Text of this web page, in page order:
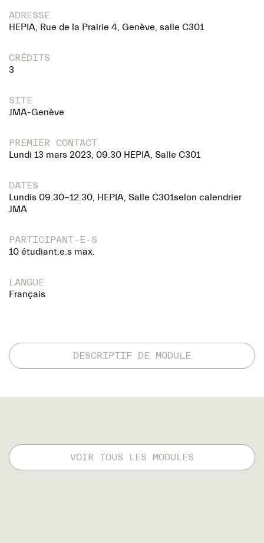
ADRESSE
HEPIA, Rue de la Prairie 4, Genève, salle C301
CRÉDITS
3
SITE
JMA-Genève
PREMIER CONTACT
Lundi 13 mars 2023, 09.30 HEPIA, Salle C301
DATES
Lundis 09.30-12.30, HEPIA, Salle C301selon calendrier
JMA
PARTICIPANT-E-S
10 étudiant.e.s max.
LANGUE
Français
DESCRIPTIF DE MODULE
VOIR TOUS LES MODULES